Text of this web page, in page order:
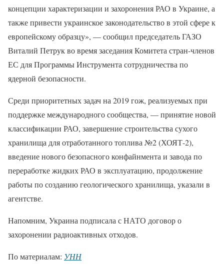
концепции характеризации и захоронения РАО в Украине, а
также привести украинское законодательство в этой сфере к
европейскому образцу», — сообщил председатель ГАЗО
Виталий Петрук во время заседания Комитета стран-членов
ЕС для Программы Инструмента сотрудничества по
ядерной безопасности.
Среди приоритетных задач на 2019 гож, реализуемых при
поддержке международного сообщества, — принятие новой
классификации РАО, завершение строительства сухого
хранилища для отработанного топлива №2 (ХОЯТ-2),
введение нового безопасного конфайнмента и завода по
переработке жидких РАО в эксплуатацию, продолжение
работы по созданию геологического хранилища, указали в
агентстве.
Напомним, Украина подписала с НАТО договор о
захоронении радиоактивных отходов.
По материалам: УНН